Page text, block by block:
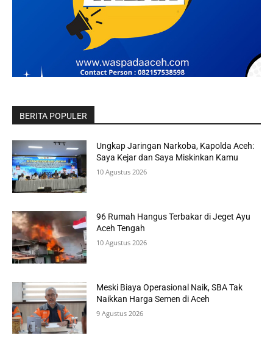
BERITA POPULER
Ungkap Jaringan Narkoba, Kapolda Aceh:
Saya Kejar dan Saya Miskinkan Kamu
10 Agustus 2026
96 Rumah Hangus Terbakar di Jeget Ayu
Aceh Tengah
10 Agustus 2026
Meski Biaya Operasional Naik, SBA Tak
Naikkan Harga Semen di Aceh
9 Agustus 2026